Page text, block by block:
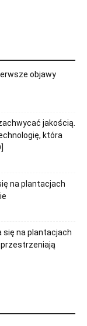
objawy
jakością.
która
na plantacjach
się na plantacjach